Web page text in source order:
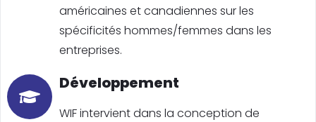
américaines et canadiennes sur les
spécificités hommes/femmes dans les
entreprises.
Développement
WIF intervient dans la conception de